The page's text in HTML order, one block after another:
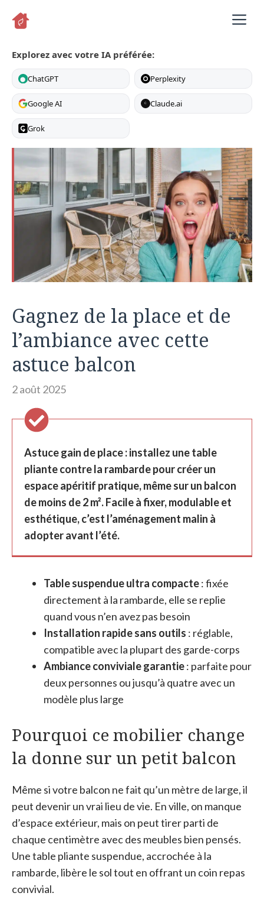
Explorez avec votre IA préférée:
ChatGPT Perplexity
Google AI C Claude.ai
Grok
Gagnez de la place et de
l’ambiance avec cette
astuce balcon
2 août 2025
Astuce gain de place : installez une table
pliante contre la rambarde pour créer un
espace apéritif pratique, même sur un balcon
de moins de 2 m². Facile à fixer, modulable et
esthétique, c’est l’aménagement malin à
adopter avant l’été.
Table suspendue ultra compacte: fixée
directement à la rambarde, elle se replie
quand vous n’en avez pas besoin
Installation rapide sans outils : réglable,
compatible avec la plupart des garde-corps
Ambiance conviviale garantie: parfaite pour
deux personnes ou jusqu’à quatre avec un
modèle plus large
Pourquoi ce mobilier change
la donne sur un petit balcon
Même si votre balcon ne fait qu’un mètre de large, il
peut devenir un vrai lieu de vie. En ville, on manque
d’espace extérieur, mais on peut tirer parti de
chaque centimètre avec des meubles bien pensés.
Une table pliante suspendue, accrochée à la
rambarde, libère le sol tout en offrant un coin repas
convivial.